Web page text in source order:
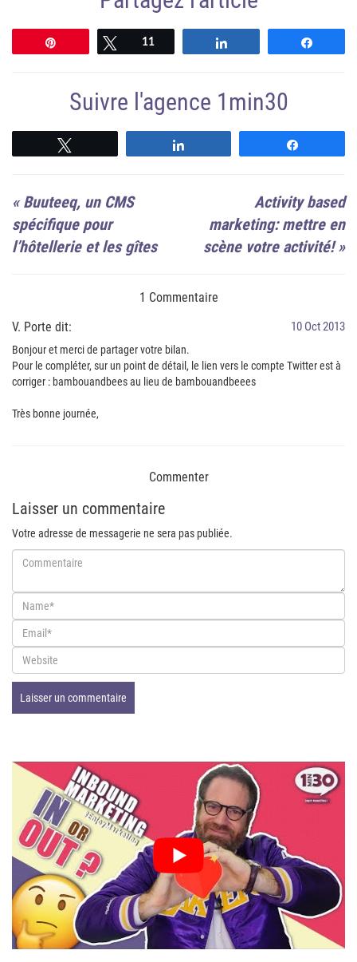
Tweetez
11
Suivre l'agence 1min30
« Buuteeq, un CMS
spécifique pour
l’hôtellerie et les gîtes
Activity based
marketing: mettre en
scène votre activité!»
1 Commentaire
V. Porte dit:
10 Oct 2013
Bonjour et merci de partager votre bilan.
Pour le compléter, sur un point de détail, le lien vers le compte Twitter est à
corriger : bambouandbees au lieu de bambouandbeees
Très bonne journée,
Commenter
Laisser un commentaire
Votre adresse de messagerie ne sera pas publiée.